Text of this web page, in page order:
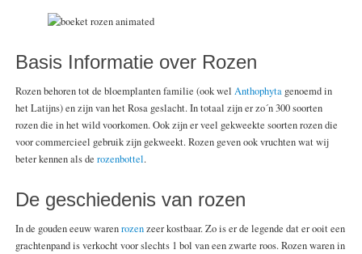
Basis Informatie over Rozen
Rozen behoren tot de bloemplanten familie (ook wel Anthophytagenoemd in
het Latijns) en zijn van het Rosa geslacht. In totaal zijn er zo´n 300 soorten
rozen die in het wild voorkomen. Ook zijn er veel gekweekte soorten rozen die
voor commercieel gebruik zijn gekweekt. Rozen geven ook vruchten wat wij
beter kennen als de rozenbottel.
De geschiedenis van rozen
In de gouden eeuw warenrozenzeer kostbaar. Zo is er de legende dat er ooit een
grachtenpand is verkocht voor slechts 1 bol van een zwarte roos. Rozen waren in